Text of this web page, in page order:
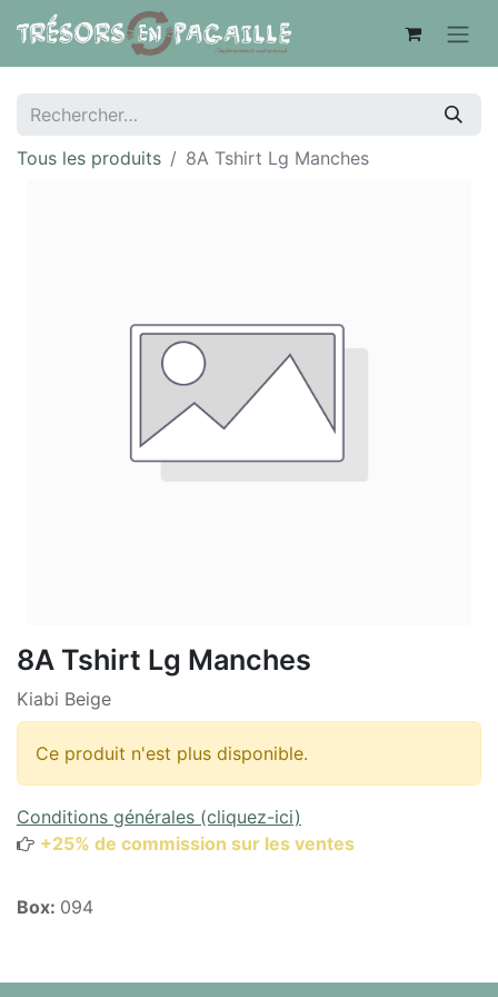
Tous les produits 8A Tshirt Lg Manches
8A Tshirt Lg Manches
Kiabi Beige
Ce produit n'est plus disponible.
Conditions générales (cliquez-ici)
+25% de commission sur les ventes
Box: 094